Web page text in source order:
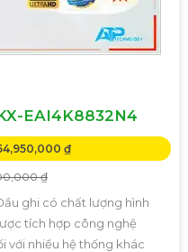
EAI4K8832N4
₫
₫
ghi có chất lượng hình
tích hợp công nghệ
với nhiều hệ thống khác